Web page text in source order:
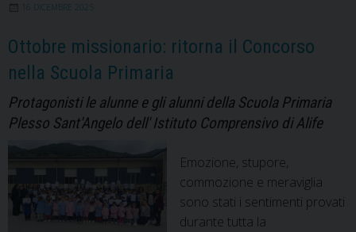
missionario
fra
la
sua
gente”
16 DICEMBRE 2025
Ottobre missionario: ritorna il Concorso
nella Scuola Primaria
Protagonisti le alunne e gli alunni della Scuola Primaria
Plesso Sant'Angelo dell' Istituto Comprensivo di Alife
Emozione, stupore,
commozione e meraviglia
sono stati i sentimenti provati
durante tutta la